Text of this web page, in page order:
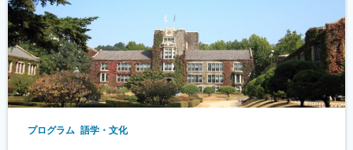
プログラム 語学・文化